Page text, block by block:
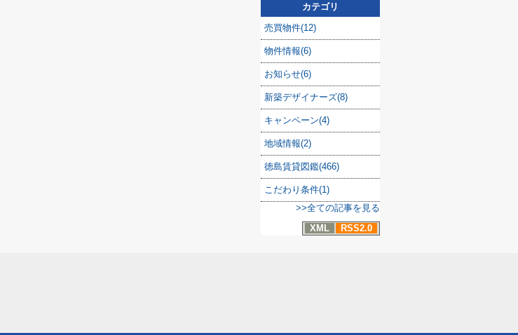
カテゴリ
売買物件(12)
物件情報(6)
お知らせ(6)
新築デザイナーズ(8)
キャンペーン(4)
地域情報(2)
徳島賃貸図鑑(466)
こだわり条件(1)
>>全ての記事を見る
XML
RSS2.0